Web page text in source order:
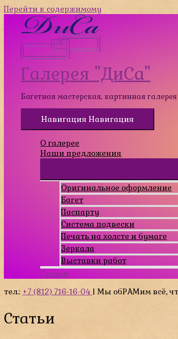
Перейти к содержимому
Галерея "ДиСа"
Багетная мастерская, картинная галерея
Навигация Навигация
О галерее
Наши предложения
Оригинальное оформление
Багет
Паспарту
Система подвески
Печать на холсте и бумаге
Зеркала
Выставки работ
Статьи
тел.: +7 (812) 716-16-04 | Мы обРАМим всё,
Статьи